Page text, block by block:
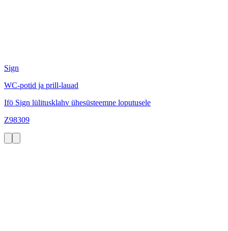
Sign
WC-potid ja prill-lauad
Ifö Sign lülitusklahv ühesüsteemne loputusele
Z98309